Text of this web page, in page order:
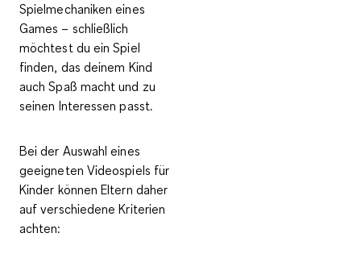
Spielmechaniken eines
Games – schließlich
möchtest du ein Spiel
finden, das deinem Kind
auchSpaß macht und zu
seinen Interessen passt.
Bei der Auswahl eines
geeigneten Videospiels für
Kinder können Eltern daher
auf verschiedeneKriterien
achten: